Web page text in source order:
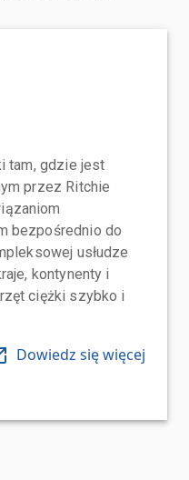
tam, gdzie jest
przez Ritchie
bezpośrednio do
usłudze
kontynenty i
ciężki szybko i
Dowiedz się więcej